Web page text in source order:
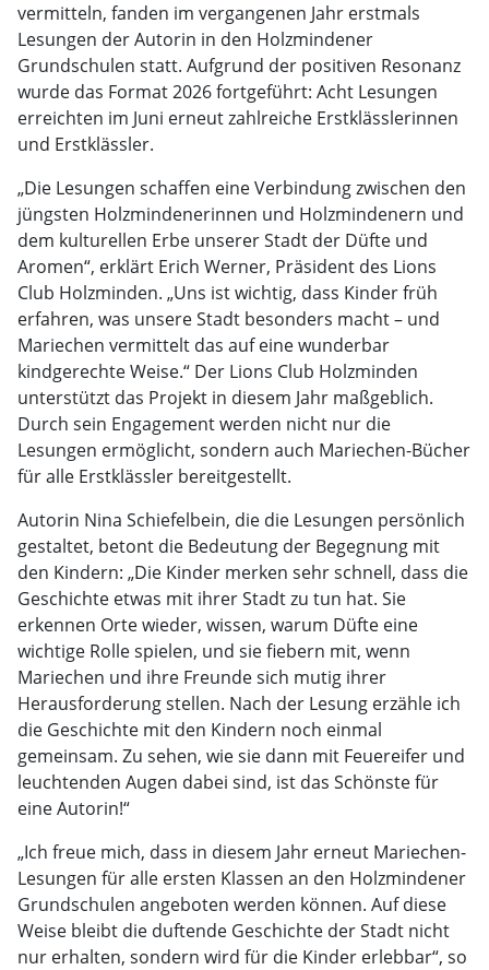
vermitteln, fanden im vergangenen Jahr erstmals
Lesungen der Autorin in den Holzmindener
Grundschulen statt. Aufgrund der positiven Resonanz
wurde das Format 2026 fortgeführt: Acht Lesungen
erreichten im Juni erneut zahlreiche Erstklässlerinnen
und Erstklässler.
„Die Lesungen schaffen eine Verbindung zwischen den
jüngsten Holzmindenerinnen und Holzmindenern und
dem kulturellen Erbe unserer Stadt der Düfte und
Aromen“, erklärt Erich Werner, Präsident des Lions
Club Holzminden. „Uns ist wichtig, dass Kinder früh
erfahren, was unsere Stadt besonders macht – und
Mariechen vermittelt das auf eine wunderbar
kindgerechte Weise.“ Der Lions Club Holzminden
unterstützt das Projekt in diesem Jahr maßgeblich.
Durch sein Engagement werden nicht nur die
Lesungen ermöglicht, sondern auch Mariechen-Bücher
für alle Erstklässler bereitgestellt.
Autorin Nina Schiefelbein, die die Lesungen persönlich
gestaltet, betont die Bedeutung der Begegnung mit
den Kindern: „Die Kinder merken sehr schnell, dass die
Geschichte etwas mit ihrer Stadt zu tun hat. Sie
erkennen Orte wieder, wissen, warum Düfte eine
wichtige Rolle spielen, und sie fiebern mit, wenn
Mariechen und ihre Freunde sich mutig ihrer
Herausforderung stellen. Nach der Lesung erzähle ich
die Geschichte mit den Kindern noch einmal
gemeinsam. Zu sehen, wie sie dann mit Feuereifer und
leuchtenden Augen dabei sind, ist das Schönste für
eine Autorin!“
„Ich freue mich, dass in diesem Jahr erneut Mariechen-
Lesungen für alle ersten Klassen an den Holzmindener
Grundschulen angeboten werden können. Auf diese
Weise bleibt die duftende Geschichte der Stadt nicht
nur erhalten, sondern wird für die Kinder erlebbar“, so